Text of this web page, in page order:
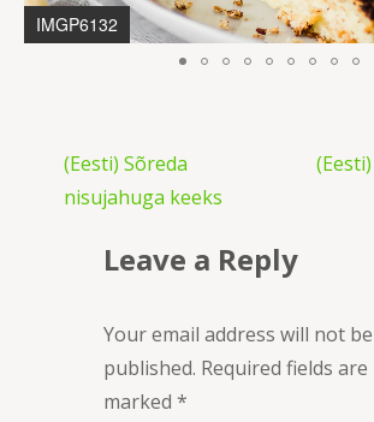
IMGP6132
Post
navigation
(Eesti) Sõreda
nisujahuga keeks
Leave a Reply
Your email address will not be
published. Required fields are
marked *